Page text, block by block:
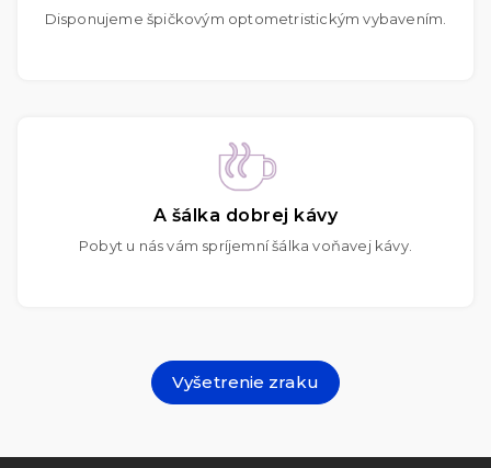
Disponujeme špičkovým optometristickým vybavením.
A šálka dobrej kávy
Pobyt u nás vám spríjemní šálka voňavej kávy.
Vyšetrenie zraku